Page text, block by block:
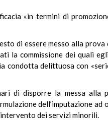
«in termini di
di essere messo alla prova
la commissione dei quali
condotta delittuosa con
di disporre la messa alla
dell’imputazione ad
dei servizi minorili.